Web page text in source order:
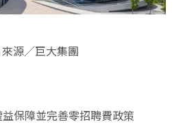
源／巨大集團
保障並完善零招聘費政策